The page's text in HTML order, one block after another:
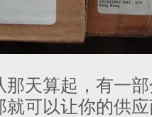
那天算起，有一
就可以让你的供